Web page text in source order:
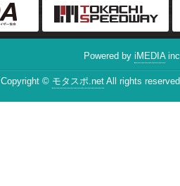
Powered by iMEDIAinc.
Copyright © モタスポ.net All rights reserved.